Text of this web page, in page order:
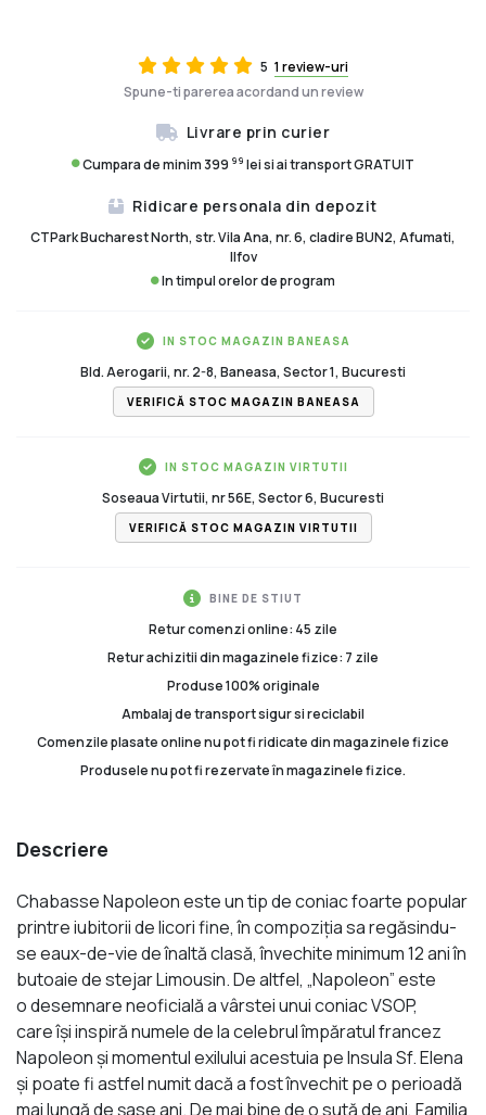
5 1 review-uri
Spune-ti parerea acordand un review
Livrare prin curier
Cumpara de minim 399 99 lei si ai transport GRATUIT
Ridicare personala din depozit
CTPark Bucharest North, str. Vila Ana, nr. 6, cladire BUN2, Afumati,
Ilfov
In timpul orelor de program
IN STOC MAGAZIN BANEASA
Bld. Aerogarii, nr. 2-8, Baneasa, Sector 1, Bucuresti
VERIFICĂ STOC MAGAZIN BANEASA
IN STOC MAGAZIN VIRTUTII
Soseaua Virtutii, nr 56E, Sector 6, Bucuresti
VERIFICĂ STOC MAGAZIN VIRTUTII
BINE DE STIUT
Retur comenzi online: 45 zile
Retur achizitii din magazinele fizice: 7 zile
Produse 100% originale
Ambalaj de transport sigur si reciclabil
Comenzile plasate online nu pot fi ridicate din magazinele fizice
Produsele nu pot fi rezervate în magazinele fizice.
Descriere
Chabasse Napoleon este un tip de coniac foarte popular
printre iubitorii de licori fine, în compoziția sa regăsindu-
se eaux-de-vie de înaltă clasă, învechite minimum 12 ani în
butoaie de stejar Limousin. De altfel, „Napoleon” este
o desemnare neoficială a vârstei unui coniac VSOP,
care își inspiră numele de la celebrul împăratul francez
Napoleon și momentul exilului acestuia pe Insula Sf. Elena
și poate fi astfel numit dacă a fost învechit pe o perioadă
mai lungă de șase ani. De mai bine de o sută de ani, Familia